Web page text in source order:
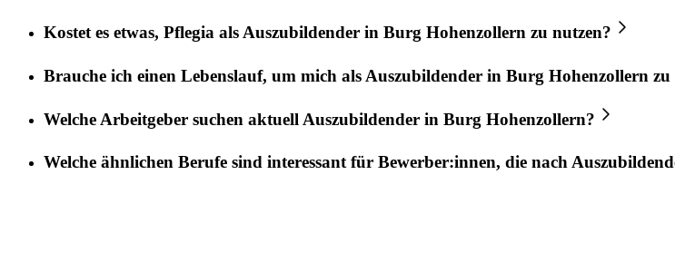
Kostet es etwas, Pflegia alsAuszubildender in Burg Hohenzollern zu nutzen?
Brauche ich einen Lebenslauf, um mich als Auszubildender in Burg Hohenzollern zu
Welche Arbeitgeber suchen aktuell Auszubildender in Burg Hohenzollern?
Welche ähnlichen Berufe sind interessant für Bewerber:innen, die nach